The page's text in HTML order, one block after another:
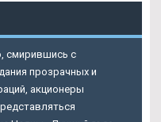
смирившись с
прозрачных и
акционеры